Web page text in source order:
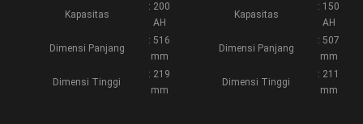
Kapasitas
: 200
AH
Dimensi Panjang
: 516
mm
Dimensi Tinggi
: 219
mm
Kapasitas
: 150
AH
Dimensi Panjang
: 507
mm
Dimensi Tinggi
: 211
mm